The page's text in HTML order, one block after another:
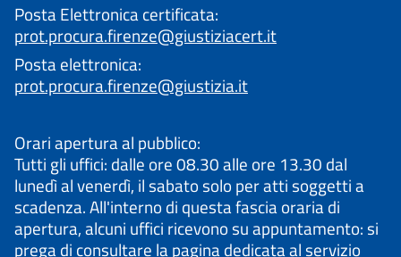
Posta Elettronica certificata:
prot.procura.firenze@giustiziacert.it
Posta elettronica:
prot.procura.firenze@giustizia.it
Orari apertura al pubblico:
Tutti gli uffici: dalle ore 08.30 alle ore 13.30 dal
lunedì al venerdì, il sabato solo per atti soggetti a
scadenza. All'interno di questa fascia oraria di
apertura, alcuni uffici ricevono su appuntamento: si
prega di consultare la pagina dedicata al servizio